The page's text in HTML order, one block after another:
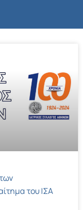
του ΙΣΑ